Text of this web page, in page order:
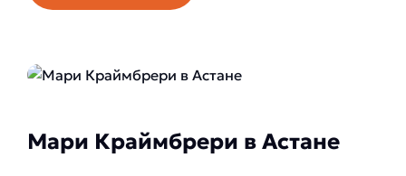
Мари Краймбрери в Астане